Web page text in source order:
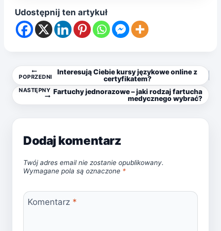
Udostępnij ten artykuł
Nawigacja
wpisu
POPRZEDNI
Interesują Ciebie kursy językowe online z
certyfikatem?
NASTĘPNY Fartuchy jednorazowe – jaki rodzaj fartucha
medycznego wybrać?
Dodaj komentarz
Twój adres email nie zostanie opublikowany.
Wymagane pola są oznaczone *
Komentarz *